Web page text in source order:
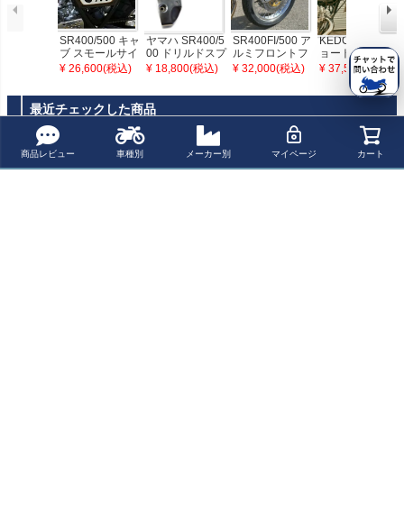
商品レビュー 車種別 メーカー別 マイページ カート
SR400/500 キャ
ブ スモールサイ
ドカバー ポリッ
シュ オメガレー
¥ 26,600(税込)
ヤマハ SR400/5
00 ドリルドスプ
ロケットカバー
モーターロック
¥ 18,800(税込)
SR400FI/500 ア
ルミフロントフ
ェンダー オメガ
レーサー ヤマハ
¥ 32,000(税込)
KEDO ケドー シ
ョート フロント
フェンダー アル
ミ SR400/500 Gi
bbonSlap
¥ 37,500(税込)
最近チェックした商品